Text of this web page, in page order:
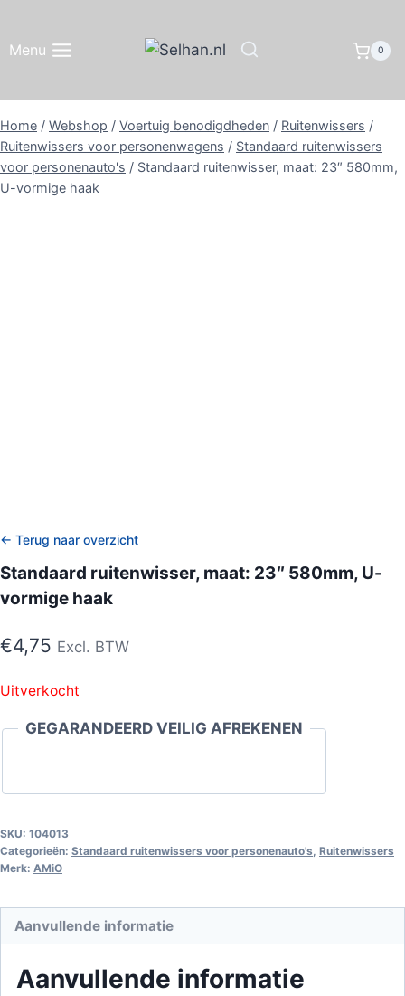
inhoud
Menu 0
Home / Webshop / Voertuig benodigdheden / Ruitenwissers /
Ruitenwissers voor personenwagens / Standaard ruitenwissers
voor personenauto's / Standaard ruitenwisser, maat: 23″ 580mm,
U-vormige haak
← Terug naar overzicht
Standaard ruitenwisser, maat: 23″ 580mm, U-
vormige haak
€4,75 Excl. BTW
Uitverkocht
GEGARANDEERD VEILIG AFREKENEN
SKU: 104013
Categorieën: Standaard ruitenwissers voor personenauto's, Ruitenwissers
Merk: AMiO
Aanvullende informatie
Aanvullende informatie